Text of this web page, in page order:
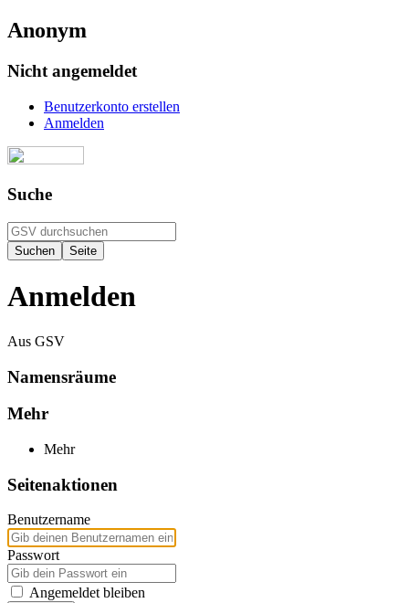
Anonym
Nicht angemeldet
Benutzerkonto erstellen
Anmelden
Suche
Anmelden
Aus GSV
Namensräume
Mehr
Mehr
Seitenaktionen
Benutzername
Passwort
Angemeldet bleiben